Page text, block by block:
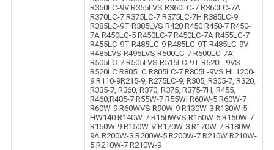
R350LC-9V R355LVS R360LC-7 R360LC-7A
R370LC-7 R375LC-7 R375LC-7H R385LC-9
R385LC-9T R385LVS R420 R450 R450-7 R450-
7A R450LC-5 R450LC-7 R450LC-7A R455LC-7
R455LC-9T R485LC-9 R485LC-9T R485LC-9V
R485LVS R495LVS R500LC-7 R500LC-7A
R505LC-7 R505LVS R515LC-9T R520L-9VS
R520LC R805LC R805LC-7 R805L-9VS HL1200-
9 R110-9R215-9, R275LC-9, R305, R305-7, R320,
R335-7, R360, R370, R375, R375-7H, R455,
R460,R485-7 R55W-7 R55Wi R60W-5 R60W-7
R60W-9 R60WVS R90W-9 R130W-3 R130W-5
HW140 R140W-7 R150WVS R150W-5 R150W-7
R150W-9 R150W-V R170W-3 R170W-7 R180W-
9A R200W-3 R200W-5 R200W-7 R210W R210W-
5 R210W-7 R210W-9